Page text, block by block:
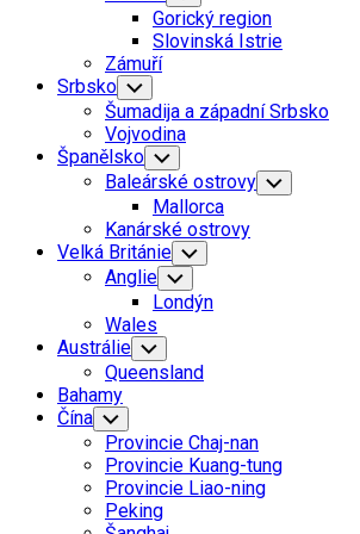
Child
Menu
Gorický region
Slovinská Istrie
Zámuří
Srbsko Toggle
Child
Menu
Šumadija a západní Srbsko
Vojvodina
Španělsko Toggle
Child
Menu
Baleárské ostrovy Toggle
Child
Mallorca
Kanárské ostrovy
Velká Británie Toggle
Child
Menu
Anglie Toggle
Child
Menu
Londýn
Wales
Austrálie Toggle
Child
Menu
Queensland
Bahamy
Čína Toggle
Child
Menu
Provincie Chaj-nan
Provincie Kuang-tung
Provincie Liao-ning
Peking